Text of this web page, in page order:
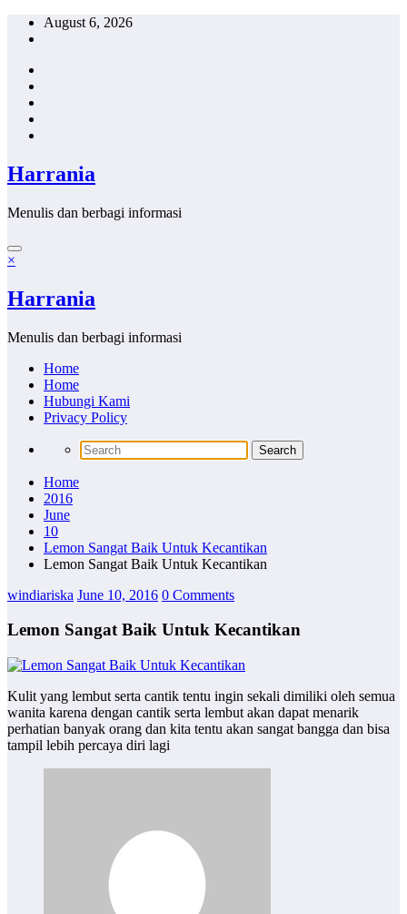
Skip
August 6, 2026
Harrania
Menulis dan berbagi informasi
×
Harrania
Menulis dan berbagi informasi
Home
Home
Hubungi Kami
Privacy Policy
Home
2016
June
10
Lemon Sangat Baik Untuk Kecantikan
Lemon Sangat Baik Untuk Kecantikan
windiariska June 10, 2016 0 Comments
Lemon Sangat Baik Untuk Kecantikan
Kulit yang lembut serta cantik tentu ingin sekali dimiliki oleh semua
wanita karena dengan cantik serta lembut akan dapat menarik
perhatian banyak orang dan kita tentu akan sangat bangga dan bisa
tampil lebih percaya diri lagi